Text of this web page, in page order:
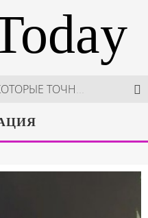
В МОСКВЕ СОСТОЯЛСЯ ПЯТЫЙ СЕЗОН НЕДЕЛИ ВЫСОКОЙ МОДЫ РОССИИ